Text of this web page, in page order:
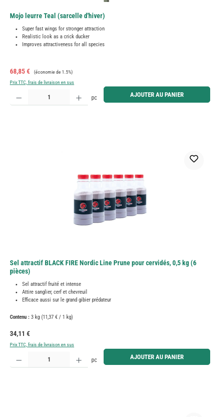
Mojo leurre Teal (sarcelle d'hiver)
Super fast wings for stronger attraction
Realistic look as a crick ducker
Improves attractiveness for all species
Prix de vente :
68,85 € Prix régulier :
(économie de 1.5%)
Prix TTC, frais de livraison en sus
Quantité de produit : Entrez la quantité souhaitée ou utilisez les boutons pour augmenter ou
pc AJOUTER AU PANIER
Sel attractif BLACK FIRE Nordic Line Prune pour cervidés, 0,5 kg (6
pièces)
Sel attractif fruité et intense
Attire sanglier, cerf et chevreuil
Efficace aussi sur le grand gibier prédateur
Contenu : 3 kg (11,37 € / 1 kg)
Prix régulier :
34,11 €
Prix TTC, frais de livraison en sus
Quantité de produit : Entrez la quantité souhaitée ou utilisez les boutons pour augmenter ou
pc AJOUTER AU PANIER